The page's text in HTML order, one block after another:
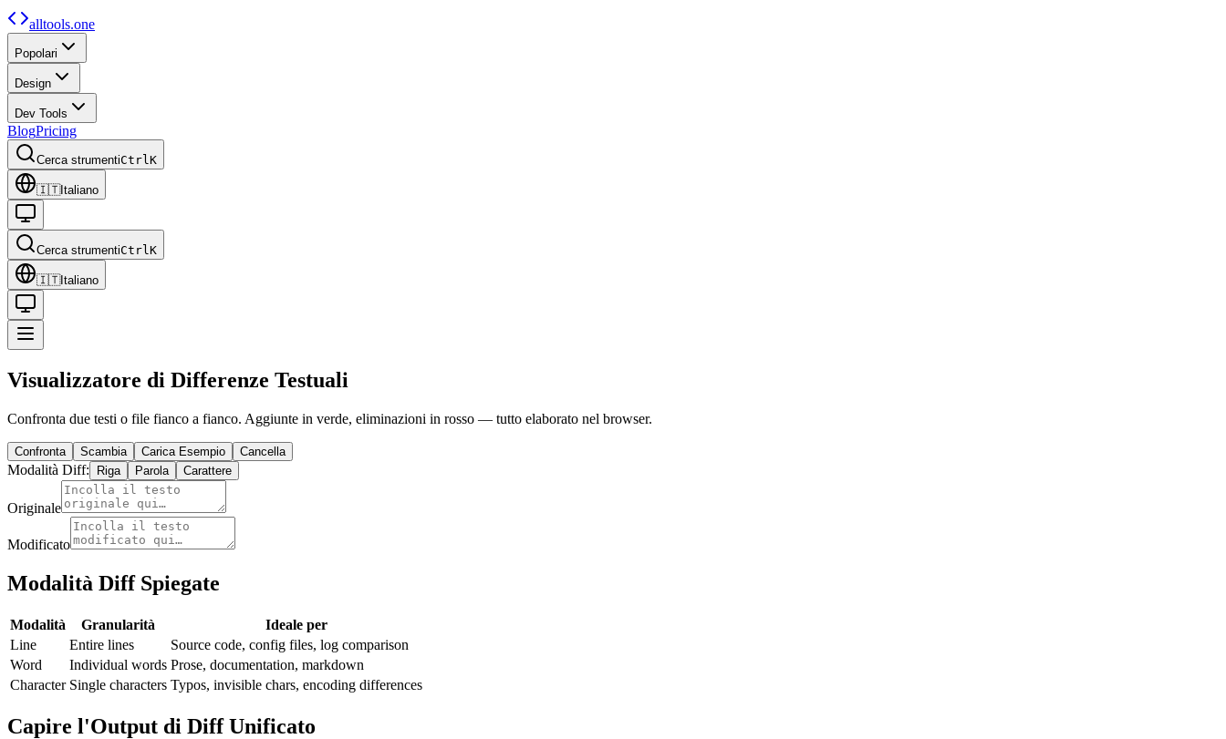
alltools.one
Popolari
Design
Dev Tools
BlogPricing
Cerca strumentiCtrlK
🇮🇹Italiano
Cerca strumentiCtrlK
🇮🇹Italiano
Visualizzatore di Differenze Testuali
Confronta due testi o file fianco a fianco. Aggiunte in verde, eliminazioni in rosso — tutto elaborato nel browser.
Confronta Scambia Carica Esempio Cancella
Modalità Diff: Riga Parola Carattere
Originale
Modificato
Modalità Diff Spiegate
Modalità Granularità
Ideale per
Line
Entire lines
Source code, config files, log comparison
Word
Individual words Prose, documentation, markdown
Character Single characters Typos, invisible chars, encoding differences
Capire l'Output di Diff Unificato